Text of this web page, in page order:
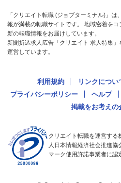
「クリエイト転職 (ジョブターミナル)」
報が満載の転職サイトです。 地域密着を
新の転職情報をお届けしています。
新聞折込求人広告「クリエイト 求人特集
運営しています。
利用規約 リンクについ
プライバシーポリシー
ヘルプ
掲載をお考えの
クリエイト転職を運営する
人日本情報経済社会推進
マーク使用許諾事業者に認